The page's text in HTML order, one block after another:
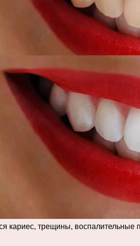
кариес, трещины, воспалительные